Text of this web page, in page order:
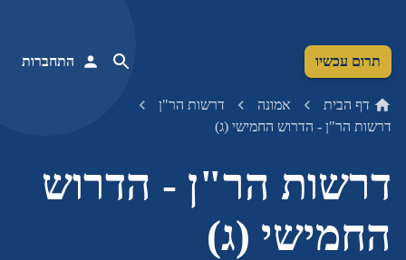
תרום עכשיו התחברות
דף הבית אמונה
דרשות הר"ן
דרשות הר"ן - הדרוש החמישי (ג)
דרשות הר"ן - הדרוש
החמישי (ג)